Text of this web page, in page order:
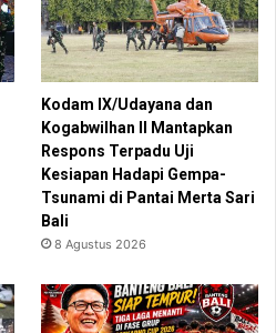
Kodam IX/Udayana dan
Kogabwilhan II Mantapkan
Respons Terpadu Uji
Kesiapan Hadapi Gempa-
Tsunami di Pantai Merta Sari
Bali
8 Agustus 2026